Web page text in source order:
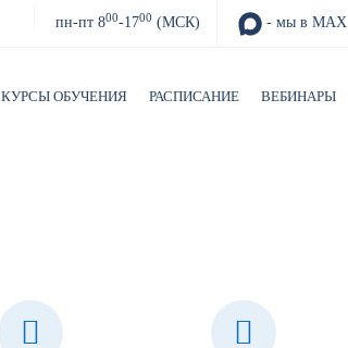
пн-пт 800-1700 (МСК) - мы в MAX
КУРСЫ ОБУЧЕНИЯ РАСПИСАНИЕ ВЕБИНАРЫ